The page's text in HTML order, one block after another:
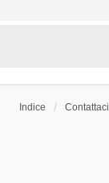
Indice Contattaci